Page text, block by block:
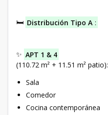
🛏️ Distribución Tipo A :
✨ APT 1 & 4
(110.72 m² + 11.51 m² patio):
Sala
Comedor
Cocina contemporánea